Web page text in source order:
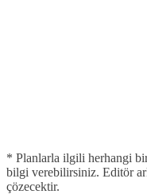
* Planlarla ilgili herhangi
bilgi verebilirsiniz. Editör
çözecektir.